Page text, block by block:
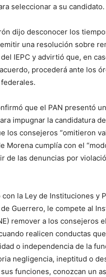
seleccionar a su candidato.
dijo desconocer los
una resolución sobre
IEPC y advirtió que, en
procederá ante los
que el PAN presentó
impugnar la candidatura
los consejeros “omitieron
Morena cumplía con el
de las denuncias por
con la Ley de Instituciones y
Guerrero, le compete al
remover a los consejeros
realicen conductas
o independencia de la
negligencia, ineptitud o
funciones, conozcan un